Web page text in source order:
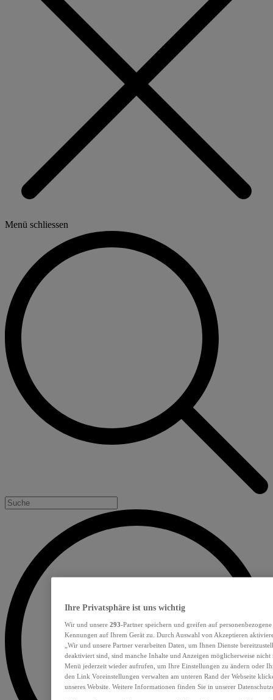
Menü schliessen
Ihre Privatsphäre ist uns wichtig
Wir und unsere 293-Partner speichern und greifen auf
Kennungen auf Ihrem Gerät zu. Durch Auswahl von Akzeptieren
„Wir und unsere Partner verarbeiten Daten, um Ihnen Dienste
deaktiviert sind, sind manche Inhalte und Anzeigen möglicherweise nicht
Menü jederzeit wieder aufrufen, um Ihre Einstellungen zu ändern oder
den Link Voreinstellungen verwalten am unteren Rand der Webseite
unseres Website. Weitere Informationen finden Sie in unserer